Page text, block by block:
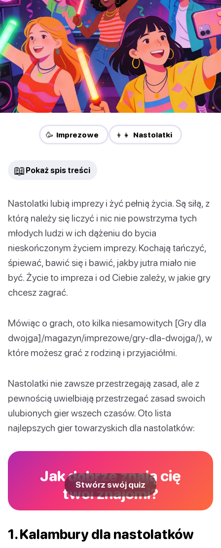
🥳 Imprezowe 👦👧 Nastolatki
📖 Pokaż spis treści
Nastolatki lubią imprezy i żyć pełnią życia. Są siłą, z
którą należy się liczyć i nic nie powstrzyma tych
młodych ludzi w ich dążeniu do bycia
nieskończonym życiem imprezy. Kochają tańczyć,
śpiewać, bawić się i bawić, jakby jutra miało nie
być. Życie to impreza i od Ciebie zależy, w jakie gry
chcesz zagrać.
Mówiąc o grach, oto kilka niesamowitych [Gry dla
dwojga]/magazyn/imprezowe/gry-dla-dwojga/), w
które możesz grać z rodziną i przyjaciółmi.
Nastolatki nie zawsze przestrzegają zasad, ale z
pewnością uwielbiają przestrzegać zasad swoich
ulubionych gier wszech czasów. Oto lista
najlepszych gier towarzyskich dla nastolatków:
Jak dobrze znają cię
twoi znajomi?
Stwórz swój quiz
1. Kalambury dla nastolatków